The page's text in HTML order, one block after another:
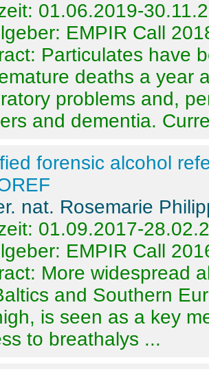
01.06.2019-
EMPIR Call
Particulates have
deaths a year
problems and,
and dementia.
forensic alcohol
nat. Rosemarie
01.09.2017-
EMPIR Call
More widespread
and Southern
is seen as a key
to breathalys ...